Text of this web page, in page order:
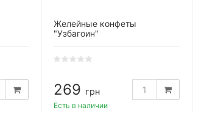
Желейные конфеты
"Узбагоин"
269 грн
Есть в наличии